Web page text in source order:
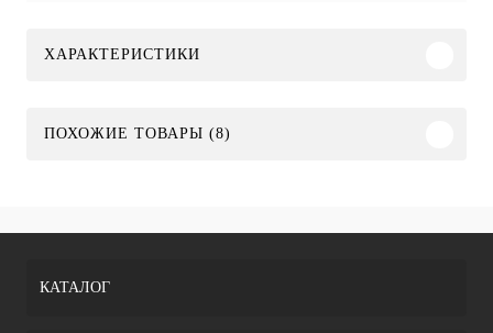
ХАРАКТЕРИСТИКИ
ПОХОЖИЕ ТОВАРЫ (8)
КАТАЛОГ